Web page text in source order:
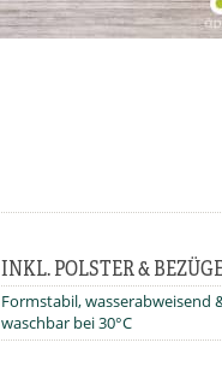
INKL. POLSTER &
Formstabil, wasserabweisend
waschbar bei 30°C